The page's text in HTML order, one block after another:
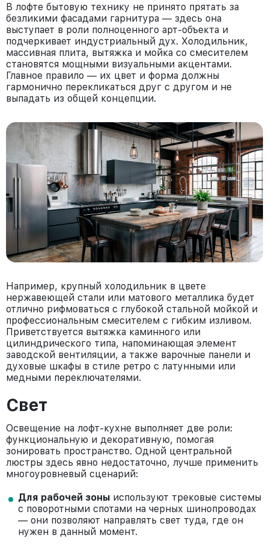
В лофте бытовую технику не принято прятать за
безликими фасадами гарнитура — здесь она
выступает в роли полноценного арт-объекта и
подчеркивает индустриальный дух. Холодильник,
массивная плита, вытяжка и мойка со смесителем
становятся мощными визуальными акцентами.
Главное правило — их цвет и форма должны
гармонично перекликаться друг с другом и не
выпадать из общей концепции.
Например, крупный холодильник в цвете
нержавеющей стали или матового металлика будет
отлично рифмоваться с глубокой стальной мойкой и
профессиональным смесителем с гибким изливом.
Приветствуется вытяжка каминного или
цилиндрического типа, напоминающая элемент
заводской вентиляции, а также варочные панели и
духовые шкафы в стиле ретро с латунными или
медными переключателями.
Свет
Освещение на лофт-кухне выполняет две роли:
функциональную и декоративную, помогая
зонировать пространство. Одной центральной
люстры здесь явно недостаточно, лучше применить
многоуровневый сценарий:
Для рабочей зоны используют трековые системы
с поворотными спотами на черных шинопроводах
— они позволяют направлять свет туда, где он
нужен в данный момент.